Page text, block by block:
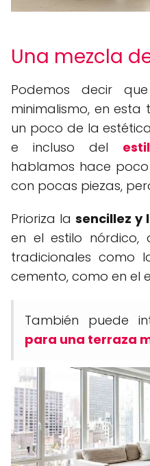
Una mezcla
Podemos decir
minimalismo, en
un poco de la
e incluso del
hablamos hace poco
con pocas piezas,
Prioriza la sencillez y
en el estilo nórdico,
tradicionales como
cemento, como en el
También puede
para una terraza